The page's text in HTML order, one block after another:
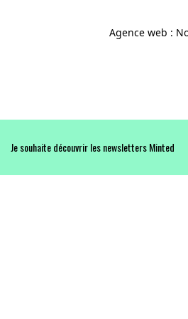
Agence web :
Je souhaite découvrir les newsletters Minted